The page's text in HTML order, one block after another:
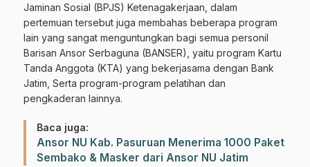
Jaminan Sosial (BPJS) Ketenagakerjaan, dalam
pertemuan tersebut juga membahas beberapa program
lain yang sangat menguntungkan bagi semua personil
Barisan Ansor Serbaguna (BANSER), yaitu program Kartu
Tanda Anggota (KTA) yang bekerjasama dengan Bank
Jatim, Serta program-program pelatihan dan
pengkaderan lainnya.
Baca juga:
Ansor NU Kab. Pasuruan Menerima 1000 Paket
Sembako & Masker dari Ansor NU Jatim